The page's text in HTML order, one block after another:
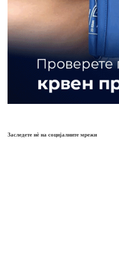
Заследете нѐ на социјалните мрежи